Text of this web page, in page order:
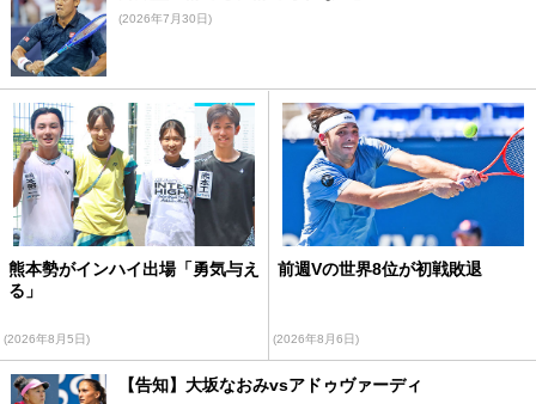
(2026年7月30日)
熊本勢がインハイ出場「勇気与え
る」
(2026年8月5日)
前週Vの世界8位が初戦敗退
(2026年8月6日)
【告知】大坂なおみvsアドゥヴァーディ